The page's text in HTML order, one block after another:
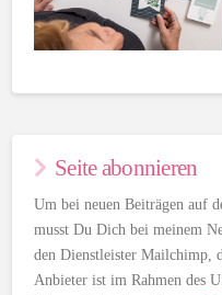
Seite abonnieren
Um bei neuen Beiträgen auf
musst Du Dich bei meinem
den Dienstleister Mailchimp,
Anbieter ist im Rahmen des